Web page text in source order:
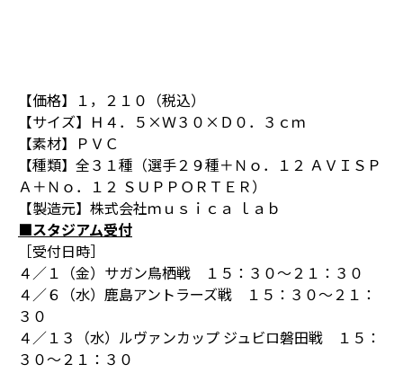
【価格】１，２１０（税込）
【サイズ】Ｈ４．５×Ｗ３０×Ｄ０．３ｃｍ
【素材】ＰＶＣ
【種類】全３１種（選手２９種＋Ｎｏ．１２ ＡＶＩＳＰ
Ａ＋Ｎｏ．１２ ＳＵＰＰＯＲＴＥＲ）
【製造元】株式会社ｍｕｓｉｃａ ｌａｂ
■スタジアム受付
［受付日時］
４／１（金）サガン鳥栖戦 １５：３０～２１：３０
４／６（水）鹿島アントラーズ戦 １５：３０～２１：
３０
４／１３（水）ルヴァンカップ ジュビロ磐田戦 １５：
３０～２１：３０